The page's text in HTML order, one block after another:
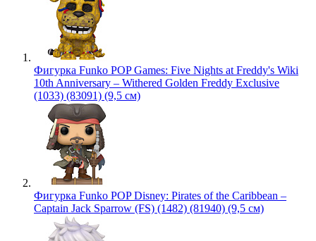
Фигурка Funko POP Games: Five Nights at Freddy's Wiki
10th Anniversary – Withered Golden Freddy Exclusive
(1033) (83091) (9,5 см)
Фигурка Funko POP Disney: Pirates of the Caribbean –
Captain Jack Sparrow (FS) (1482) (81940) (9,5 см)